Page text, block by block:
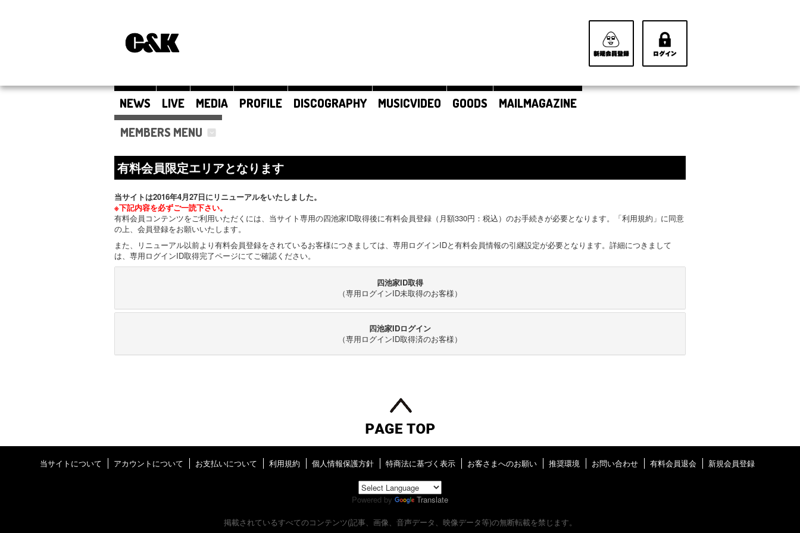
NEWS LIVE MEDIA PROFILE DISCOGRAPHY MUSICVIDEO GOODS
MAILMAGAZINE
MEMBERS MENU
有料会員限定エリアとなります
当サイトは2016年4月27日にリニューアルをいたしました。
※下記内容を必ずご一読下さい。
有料会員コンテンツをご利用いただくには、当サイト専用の四池家ID取得後に有料会員登録（月額330円：税込）のお手続きが必要となります。「利用規約」に同意
の上、会員登録をお願いいたします。
また、リニューアル以前より有料会員登録をされているお客様につきましては、専用ログインIDと有料会員情報の引継設定が必要となります。詳細につきまして
は、専用ログインID取得完了ページにてご確認ください。
四池家ID取得
（専用ログインID未取得のお客様）
四池家IDログイン
（専用ログインID取得済のお客様）
当サイトについて アカウントについて お支払いについて 利用規約 個人情報保護方針 特商法に基づく表示 お客さまへのお願い 推奨環境 お問い合わせ 有料会員退会 新規会員登録
Powered by
Translate
掲載されているすべてのコンテンツ(記事、画像、音声データ、映像データ等)の無断転載を禁じます。